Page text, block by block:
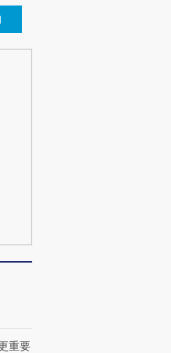
视线｜被称为“蟑螂”的印
度Z世代 用街头抗争将教
重要